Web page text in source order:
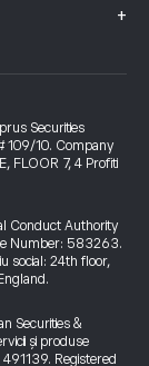
+
Securities
109/10. Company
FLOOR 7, 4 Profiti
Conduct Authority
Number: 583263.
social: 24th floor,
Securities &
și produse
Registered